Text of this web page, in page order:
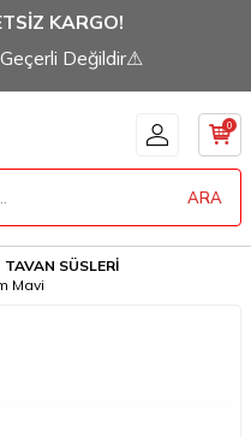
KARGO!
Değildir⚠
ARA
0
TAVAN SÜSLERİ
Mavi